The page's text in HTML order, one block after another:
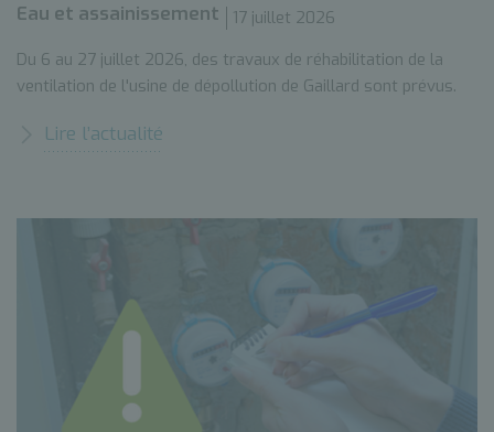
Eau et assainissement
17 juillet 2026
Du 6 au 27 juillet 2026, des travaux de réhabilitation de la
ventilation de l'usine de dépollution de Gaillard sont prévus.
Lire l’actualité